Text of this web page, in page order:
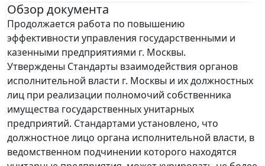
Обзор документа
Продолжается работа по повышению
эффективности управления государственными и
казенными предприятиями г. Москвы.
Утверждены Стандарты взаимодействия органов
исполнительной власти г. Москвы и их должностных
лиц при реализации полномочий собственника
имущества государственных унитарных
предприятий. Стандартами установлено, что
должностное лицо органа исполнительной власти, в
ведомственном подчинении которого находятся